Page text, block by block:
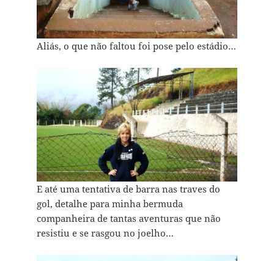
Aliás, o que não faltou foi pose pelo estádio…
E até uma tentativa de barra nas traves do
gol, detalhe para minha bermuda
companheira de tantas aventuras que não
resistiu e se rasgou no joelho…